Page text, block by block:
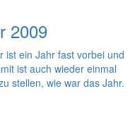
2009
ist ein Jahr fast vorbei und
ist auch wieder einmal
stellen, wie war das Jahr.